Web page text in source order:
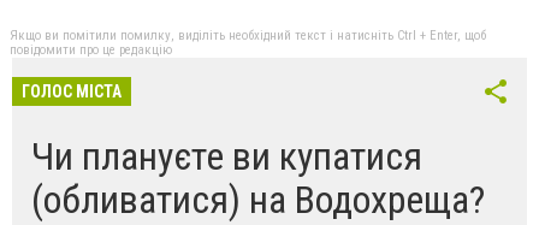
Якщо ви помітили помилку, виділіть необхідний текст і натисніть Ctrl + Enter, щоб
повідомити про це редакцію
ГОЛОС МІСТА
Чи плануєте ви купатися
(обливатися) на Водохреща?